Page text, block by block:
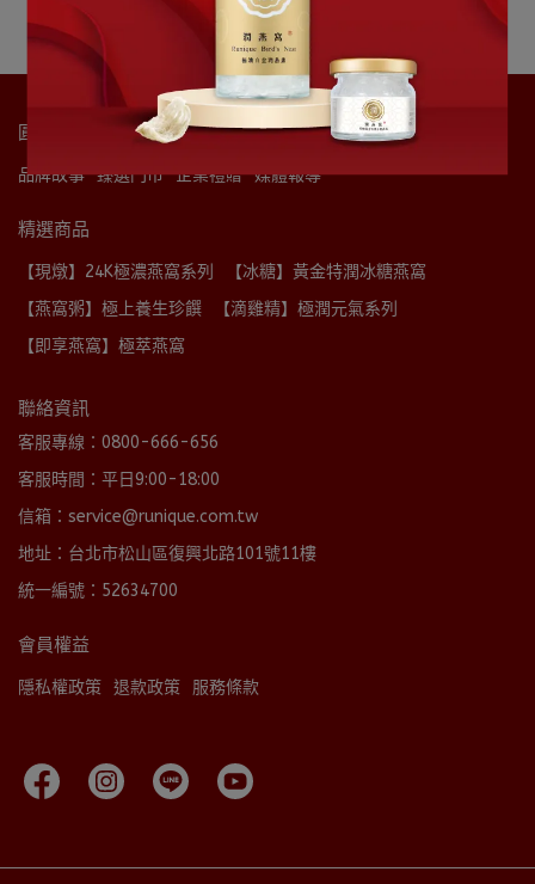
圓潤燕窩股份有限公司
品牌故事 臻選門市 企業禮贈 媒體報導
精選商品
【現燉】24K極濃燕窩系列
【冰糖】黃金特潤冰糖燕窩
【燕窩粥】極上養生珍饌
【滴雞精】極潤元氣系列
【即享燕窩】極萃燕窩
聯絡資訊
客服專線：0800-666-656
客服時間：平日9:00-18:00
信箱：service@runique.com.tw
地址：台北市松山區復興北路101號11樓
統一編號：52634700
會員權益
隱私權政策 退款政策 服務條款